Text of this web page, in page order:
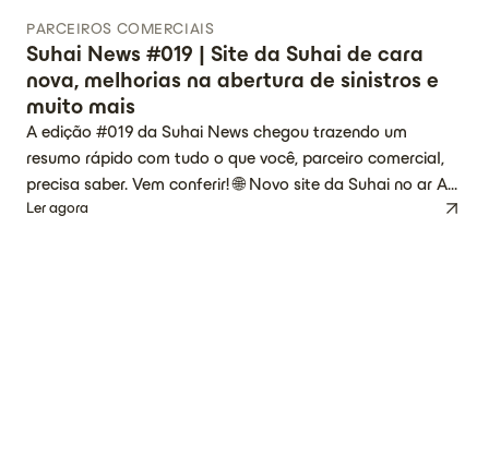
PARCEIROS COMERCIAIS
Suhai News #019 | Site da Suhai de cara
nova, melhorias na abertura de sinistros e
muito mais
A edição #019 da Suhai News chegou trazendo um
resumo rápido com tudo o que você, parceiro comercial,
precisa saber. Vem conferir! 🌐 Novo site da Suhai no ar A
experiência digital da Suhai ficou ainda melhor! O nosso
Ler agora